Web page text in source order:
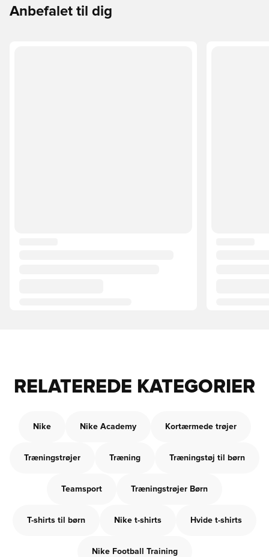
Anbefalet til dig
RELATEREDE KATEGORIER
Nike Nike Academy Kortærmede trøjer
Træningstrøjer Træning Træningstøj til børn
Teamsport Træningstrøjer Børn
T-shirts til børn Nike t-shirts Hvide t-shirts
Nike Football Training